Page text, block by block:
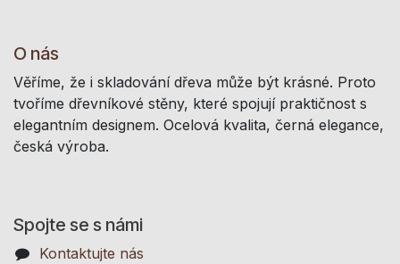
O nás
Věříme, že i skladování dřeva může být krásné. Proto
tvoříme dřevníkové stěny, které spojují praktičnost s
elegantním designem. Ocelová kvalita, černá elegance,
česká výroba.
Spojte se s námi
Kontaktujte nás